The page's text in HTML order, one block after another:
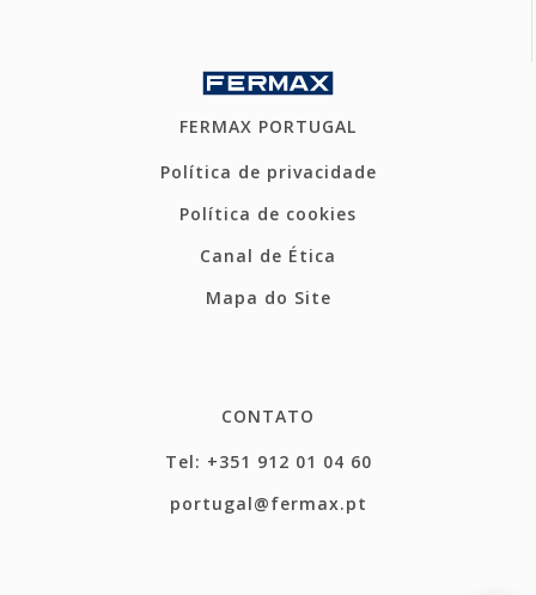
FERMAX PORTUGAL
Política de privacidade
Política de cookies
Canal de Ética
Mapa do Site
CONTATO
Tel: +351 912 01 04 60
portugal@fermax.pt